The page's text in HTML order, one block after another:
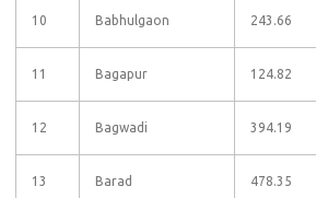
10 Babhulgaon 243.66
11 Bagapur 124.82
12 Bagwadi 394.19
13 Barad 478.35